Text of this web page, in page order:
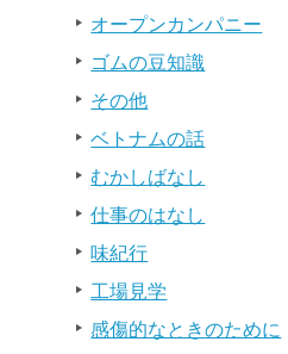
オープンカンパニー
ゴムの豆知識
その他
ベトナムの話
むかしばなし
仕事のはなし
味紀行
工場見学
感傷的なときのために